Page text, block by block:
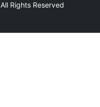
All Rights Reserved